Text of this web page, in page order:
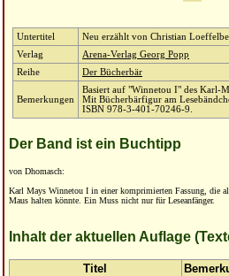
Untertitel
Neu erzählt von Christian
Verlag
Arena-Verlag Georg Popp
Reihe
Der Bücherbär
Bemerkungen
Basiert auf "Winnetou I" des Karl-
Mit Bücherbärfigur am
ISBN 978-3-401-70246-9.
Der Band ist ein Buchtipp
von Dhomasch:
Karl Mays Winnetou I in einer komprimierten Fassung, die
Maus halten könnte. Ein Muss nicht nur für Leseanfänger.
Inhalt der aktuellen Auflage
Titel